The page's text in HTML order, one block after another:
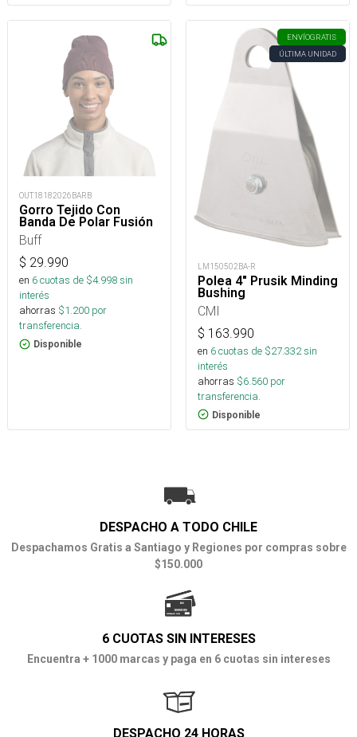
OUT18182026BARB
Gorro Tejido Con
Banda De Polar Fusión
Buff
$ 29.990
en 6cuotas de $4.998sin
interés
ahorras $1.200 por
transferencia.
Disponible
ENVÍOGRATIS
ÚLTIMA UNIDAD
LM150502BA-R
Polea 4" Prusik Minding
Bushing
CMI
$ 163.990
en 6cuotas de $27.332sin
interés
ahorras $6.560 por
transferencia.
Disponible
DESPACHO A TODO CHILE
Despachamos Gratis a Santiago y Regiones por compras sobre
$150.000
6 CUOTAS SIN INTERESES
Encuentra + 1000 marcas y paga en 6 cuotas sin intereses
DESPACHO 24 HORAS